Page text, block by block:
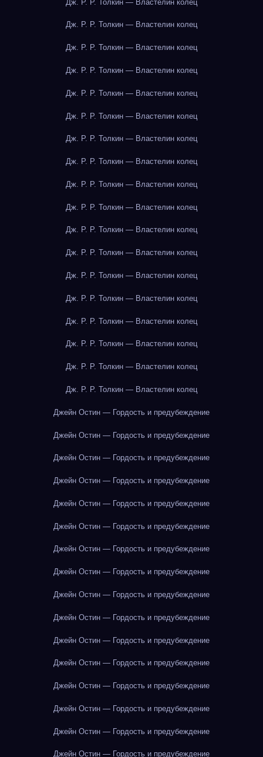
Дж. Р. Р. Толкин — Властелин колец
Дж. Р. Р. Толкин — Властелин колец
Дж. Р. Р. Толкин — Властелин колец
Дж. Р. Р. Толкин — Властелин колец
Дж. Р. Р. Толкин — Властелин колец
Дж. Р. Р. Толкин — Властелин колец
Дж. Р. Р. Толкин — Властелин колец
Дж. Р. Р. Толкин — Властелин колец
Дж. Р. Р. Толкин — Властелин колец
Дж. Р. Р. Толкин — Властелин колец
Дж. Р. Р. Толкин — Властелин колец
Дж. Р. Р. Толкин — Властелин колец
Дж. Р. Р. Толкин — Властелин колец
Дж. Р. Р. Толкин — Властелин колец
Дж. Р. Р. Толкин — Властелин колец
Дж. Р. Р. Толкин — Властелин колец
Дж. Р. Р. Толкин — Властелин колец
Дж. Р. Р. Толкин — Властелин колец
Джейн Остин — Гордость и предубеждение
Джейн Остин — Гордость и предубеждение
Джейн Остин — Гордость и предубеждение
Джейн Остин — Гордость и предубеждение
Джейн Остин — Гордость и предубеждение
Джейн Остин — Гордость и предубеждение
Джейн Остин — Гордость и предубеждение
Джейн Остин — Гордость и предубеждение
Джейн Остин — Гордость и предубеждение
Джейн Остин — Гордость и предубеждение
Джейн Остин — Гордость и предубеждение
Джейн Остин — Гордость и предубеждение
Джейн Остин — Гордость и предубеждение
Джейн Остин — Гордость и предубеждение
Джейн Остин — Гордость и предубеждение
Джейн Остин — Гордость и предубеждение